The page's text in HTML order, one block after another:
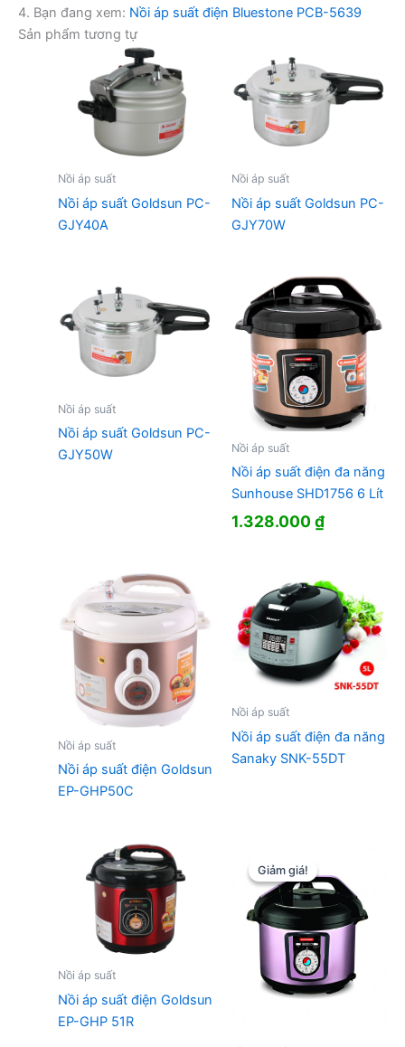
4. Bạn đang xem: Nồi áp suất điện Bluestone PCB-5639
Sản phẩm tương tự
Nồi áp suất
Nồi áp suất Goldsun PC-
GJY40A
Nồi áp suất
Nồi áp suất Goldsun PC-
GJY70W
Nồi áp suất
Nồi áp suất Goldsun PC-
GJY50W
Nồi áp suất
Nồi áp suất điện đa năng
Sunhouse SHD1756 6 Lít
1.328.000₫
Nồi áp suất
Nồi áp suất điện Goldsun
EP-GHP50C
Nồi áp suất
Nồi áp suất điện đa năng
Sanaky SNK-55DT
Nồi áp suất
Nồi áp suất điện Goldsun
EP-GHP 51R
Giảm giá!
Giảm giá!